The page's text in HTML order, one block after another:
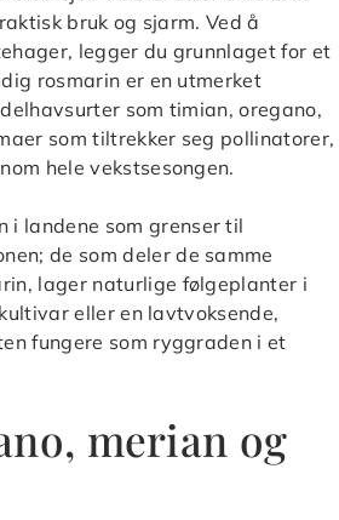
bruk og sjarm. Ved å
legger du grunnlaget for et
rosmarin er en utmerket
som timian, oregano,
som tiltrekker seg pollinatorer,
hele vekstsesongen.
i landene som grenser til
de som deler de samme
lager naturlige følgeplanter i
eller en lavtvoksende,
fungere som ryggraden i et
merian og